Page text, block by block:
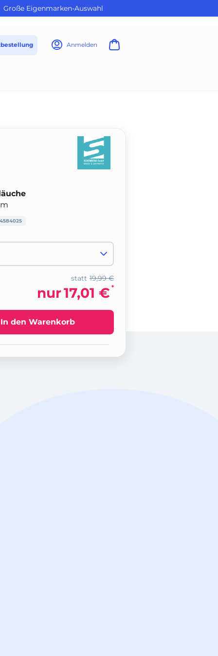
Große Eigenmarken-Auswahl
Anmelden
19,99 €
statt
nur17,01 € *
In den Warenkorb